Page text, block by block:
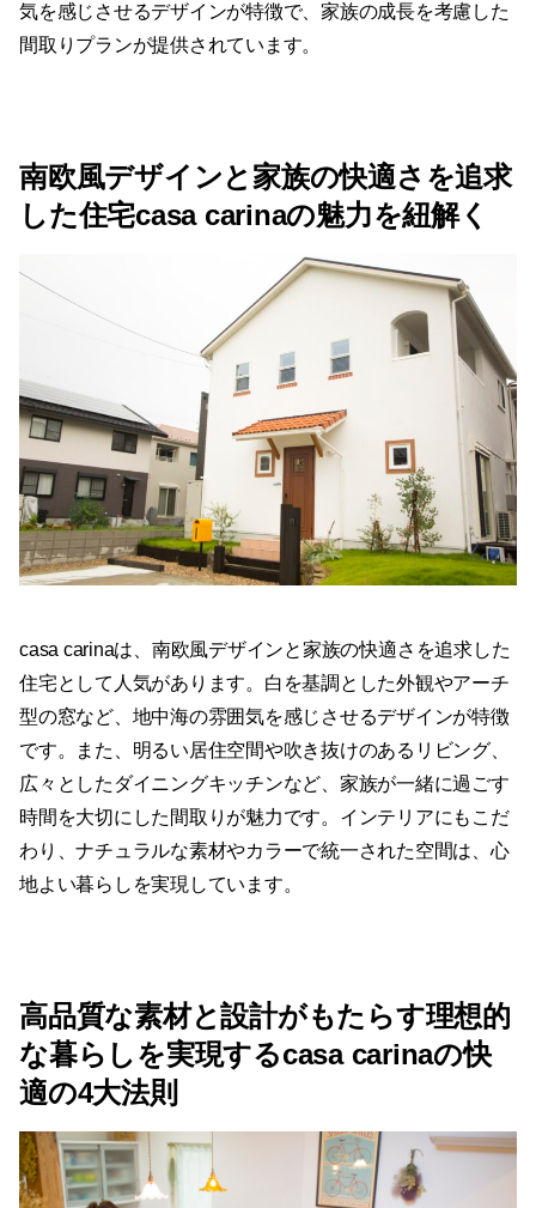
気を感じさせるデザインが特徴で、家族の成長を考慮した
間取りプランが提供されています。
南欧風デザインと家族の快適さを追求
した住宅casa carinaの魅力を紐解く
casa carinaは、南欧風デザインと家族の快適さを追求した
住宅として人気があります。白を基調とした外観やアーチ
型の窓など、地中海の雰囲気を感じさせるデザインが特徴
です。また、明るい居住空間や吹き抜けのあるリビング、
広々としたダイニングキッチンなど、家族が一緒に過ごす
時間を大切にした間取りが魅力です。インテリアにもこだ
わり、ナチュラルな素材やカラーで統一された空間は、心
地よい暮らしを実現しています。
高品質な素材と設計がもたらす理想的
な暮らしを実現するcasa carinaの快
適の4大法則